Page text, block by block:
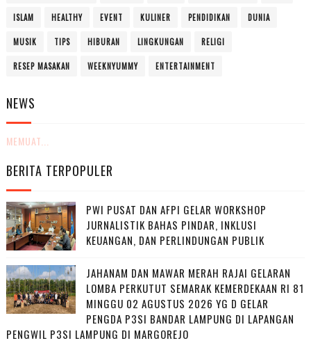
ISLAM HEALTHY EVENT KULINER PENDIDIKAN DUNIA
MUSIK TIPS HIBURAN LINGKUNGAN RELIGI
RESEP MASAKAN WEEKNYUMMY ENTERTAINMENT
NEWS
MEMUAT...
BERITA TERPOPULER
PWI PUSAT DAN AFPI GELAR WORKSHOP
JURNALISTIK BAHAS PINDAR, INKLUSI
KEUANGAN, DAN PERLINDUNGAN PUBLIK
JAHANAM DAN MAWAR MERAH RAJAI GELARAN
LOMBA PERKUTUT SEMARAK KEMERDEKAAN RI 81
MINGGU 02 AGUSTUS 2026 YG D GELAR
PENGDA P3SI BANDAR LAMPUNG DI LAPANGAN
PENGWIL P3SI LAMPUNG DI MARGOREJO